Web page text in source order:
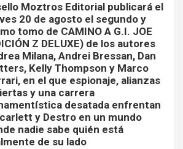
Moztros Editorial publicará el
20 de agosto el segundo y
tomo de CAMINO A G.I. JOE
Z DELUXE) de los autores
Milana, Andrei Bressan, Dan
Kelly Thompson y Marco
en el que espionaje, alianzas
y una carrera
desatada enfrentan
y Destro en un mundo
nadie sabe quién está
de su lado